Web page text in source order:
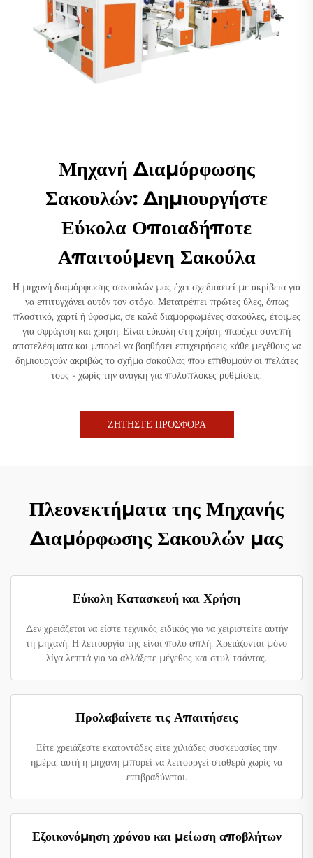
Μηχανή Διαμόρφωσης
Σακουλών: Δημιουργήστε
Εύκολα Οποιαδήποτε
Απαιτούμενη Σακούλα
Η μηχανή διαμόρφωσης σακουλών μας έχει σχεδιαστεί με ακρίβεια για
να επιτυγχάνει αυτόν τον στόχο. Μετατρέπει πρώτες ύλες, όπως
πλαστικό, χαρτί ή ύφασμα, σε καλά διαμορφωμένες σακούλες, έτοιμες
για σφράγιση και χρήση. Είναι εύκολη στη χρήση, παρέχει συνεπή
αποτελέσματα και μπορεί να βοηθήσει επιχειρήσεις κάθε μεγέθους να
δημιουργούν ακριβώς το σχήμα σακούλας που επιθυμούν οι πελάτες
τους - χωρίς την ανάγκη για πολύπλοκες ρυθμίσεις.
ΖΗΤΗΣΤΕ ΠΡΟΣΦΟΡΑ
Πλεονεκτήματα της Μηχανής
Διαμόρφωσης Σακουλών μας
Εύκολη Κατασκευή και Χρήση
Δεν χρειάζεται να είστε τεχνικός ειδικός για να χειριστείτε αυτήν
τη μηχανή. Η λειτουργία της είναι πολύ απλή. Χρειάζονται μόνο
λίγα λεπτά για να αλλάξετε μέγεθος και στυλ τσάντας.
Προλαβαίνετε τις Απαιτήσεις
Είτε χρειάζεστε εκατοντάδες είτε χιλιάδες συσκευασίες την
ημέρα, αυτή η μηχανή μπορεί να λειτουργεί σταθερά χωρίς να
επιβραδύνεται.
Εξοικονόμηση χρόνου και μείωση αποβλήτων